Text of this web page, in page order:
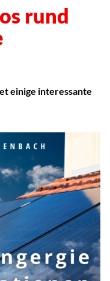
rund
einige interessante